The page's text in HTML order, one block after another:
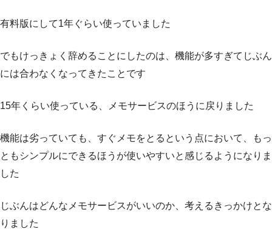
有料版にして1年ぐらい使っていました
でもけっきょく辞めることにしたのは、機能が多すぎてじぶん
には合わなくなってきたことです
15年くらい使っている、メモサービスのほうに戻りました
機能は劣っていても、すぐメモをとるという点において、もっ
ともシンプルにできるほうが使いやすいと感じるようになりま
した
じぶんはどんなメモサービスがいいのか、考えるきっかけとな
りました